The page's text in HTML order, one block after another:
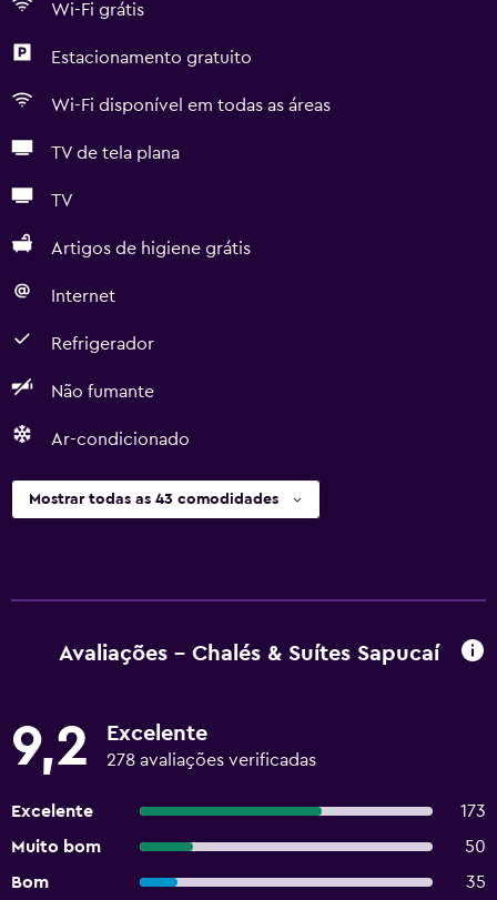
Wi-Fi grátis
Estacionamento gratuito
Wi-Fi disponível em todas as áreas
TV de tela plana
TV
Artigos de higiene grátis
Internet
Refrigerador
Não fumante
Ar-condicionado
Mostrar todas as 43 comodidades
Avaliações - Chalés & Suítes Sapucaí
9,2 Excelente
278 avaliações verificadas
Excelente
173
Muito bom
50
Bom
35